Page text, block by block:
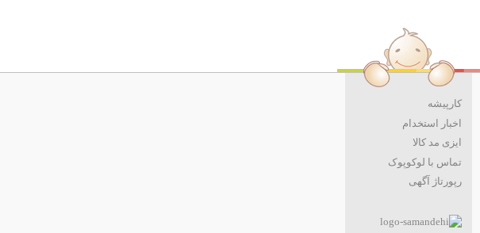
کارپیشه
اخبار استخدام
ایزی مد کالا
تماس با لوکوپوک
رپورتاژ آگهی